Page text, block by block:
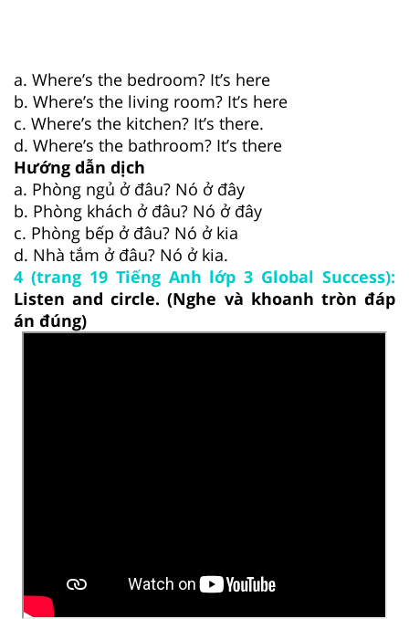
a. Where’s the bedroom? It’s here
b. Where’s the living room? It’s here
c. Where’s the kitchen? It’s there.
d. Where’s the bathroom? It’s there
Hướng dẫn dịch
a. Phòng ngủ ở đâu? Nó ở đây
b. Phòng khách ở đâu? Nó ở đây
c. Phòng bếp ở đâu? Nó ở kia
d. Nhà tắm ở đâu? Nó ở kia.
4 (trang 19 Tiếng Anh lớp 3 Global Success):
Listen and circle. (Nghe và khoanh tròn đáp
án đúng)